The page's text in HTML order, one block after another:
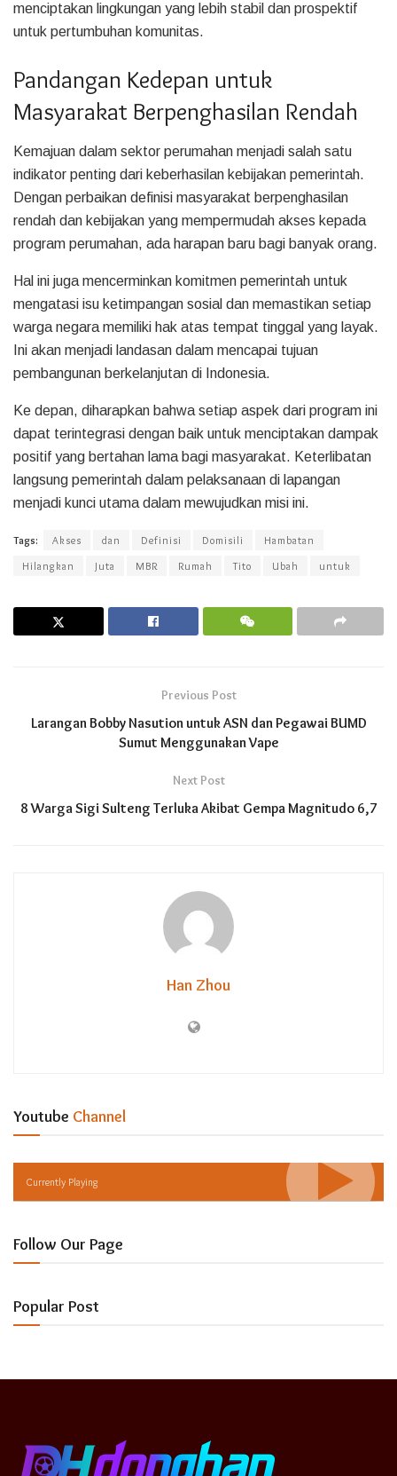
menciptakan lingkungan yang lebih stabil dan prospektif
untuk pertumbuhan komunitas.
Pandangan Kedepan untuk
Masyarakat Berpenghasilan Rendah
Kemajuan dalam sektor perumahan menjadi salah satu
indikator penting dari keberhasilan kebijakan pemerintah.
Dengan perbaikan definisi masyarakat berpenghasilan
rendah dan kebijakan yang mempermudah akses kepada
program perumahan, ada harapan baru bagi banyak orang.
Hal ini juga mencerminkan komitmen pemerintah untuk
mengatasi isu ketimpangan sosial dan memastikan setiap
warga negara memiliki hak atas tempat tinggal yang layak.
Ini akan menjadi landasan dalam mencapai tujuan
pembangunan berkelanjutan di Indonesia.
Ke depan, diharapkan bahwa setiap aspek dari program ini
dapat terintegrasi dengan baik untuk menciptakan dampak
positif yang bertahan lama bagi masyarakat. Keterlibatan
langsung pemerintah dalam pelaksanaan di lapangan
menjadi kunci utama dalam mewujudkan misi ini.
Tags: Akses dan Definisi Domisili
Hambatan
Hilangkan
Juta MBR Rumah Tito Ubah untuk
Previous Post
Larangan Bobby Nasution untuk ASN dan Pegawai BUMD
Sumut Menggunakan Vape
Next Post
8 Warga Sigi Sulteng Terluka Akibat Gempa Magnitudo 6,7
Han Zhou
Youtube Channel
Currently Playing
Follow Our Page
Popular Post